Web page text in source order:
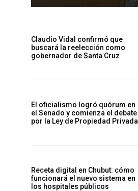
Claudio Vidal confirmó que
buscará la reelección como
gobernador de Santa Cruz
El oficialismo logró quórum en
el Senado y comienza el debate
por la Ley de Propiedad Privada
Receta digital en Chubut: cómo
funcionará el nuevo sistema en
los hospitales públicos